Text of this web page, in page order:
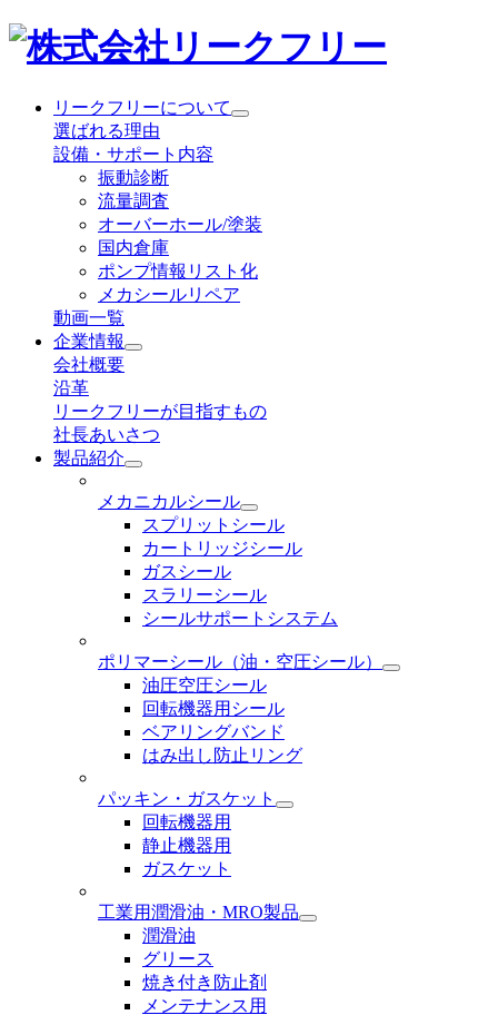
リークフリーについて
選ばれる理由
設備・サポート内容
振動診断
流量調査
オーバーホール/塗装
国内倉庫
ポンプ情報リスト化
メカシールリペア
動画一覧
企業情報
会社概要
沿革
リークフリーが目指すもの
社長あいさつ
製品紹介
メカニカルシール
スプリットシール
カートリッジシール
ガスシール
スラリーシール
シールサポートシステム
ポリマーシール （油・空圧シール）
油圧空圧シール
回転機器用シール
ベアリングバンド
はみ出し防止リング
パッキン・ガスケット
回転機器用
静止機器用
ガスケット
工業用潤滑油・MRO製品
潤滑油
グリース
焼き付き防止剤
メンテナンス用